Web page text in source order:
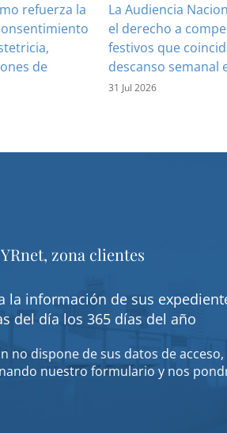
refuerza la
de
La Audiencia
el derecho a
festivos que
descanso semanal
31 Jul 2026
zona clientes
la información de sus
del día los 365 días del año
no dispone de sus datos de
nuestro formulario y nos